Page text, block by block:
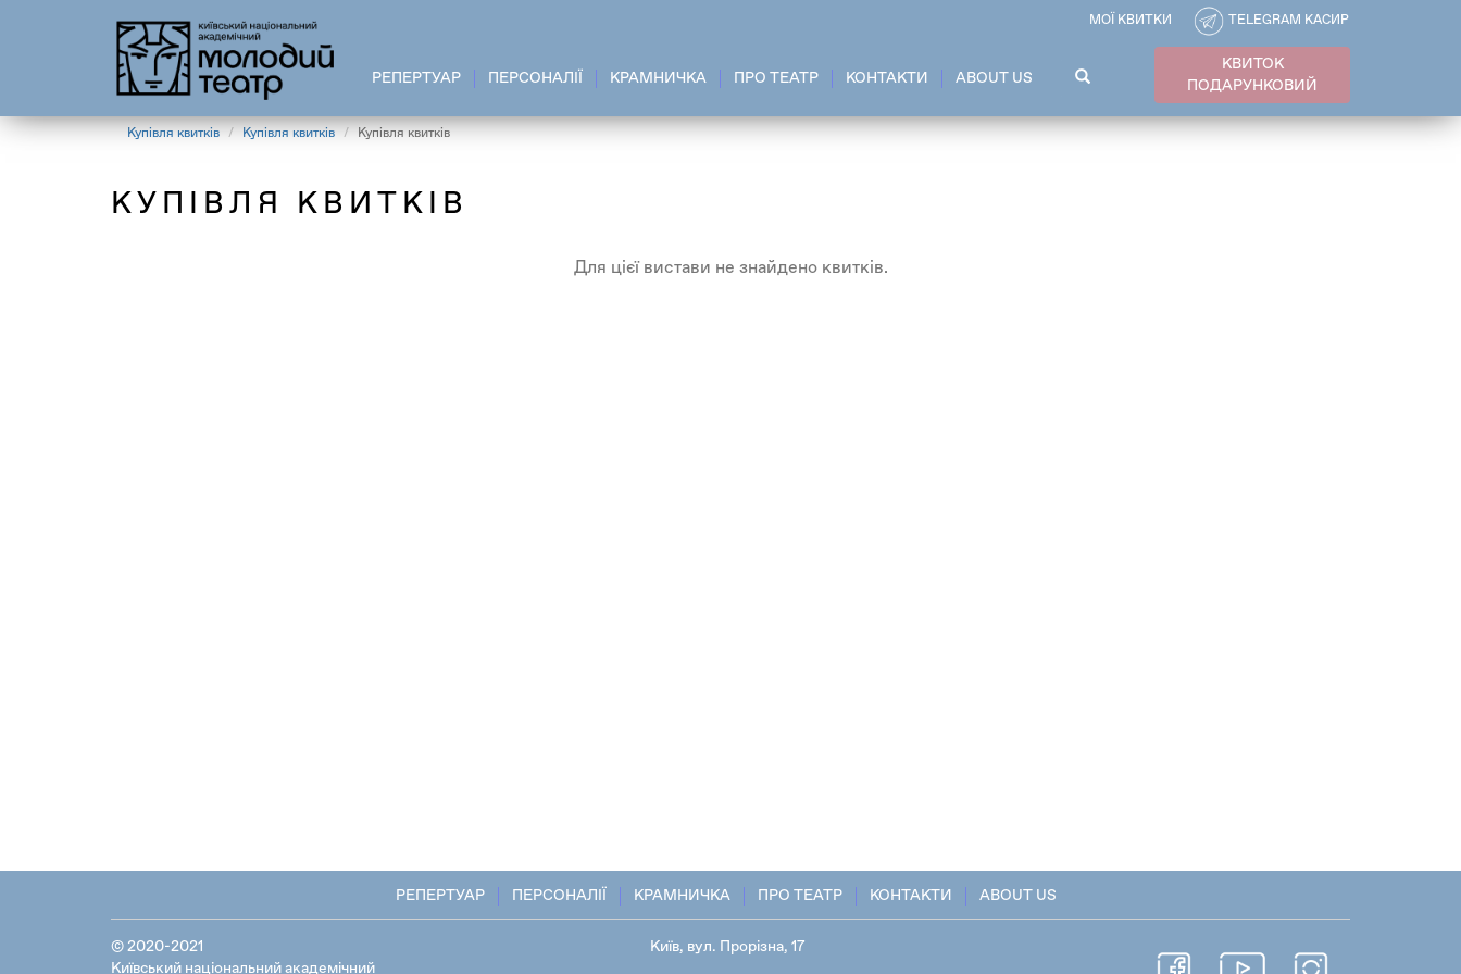
РЕПЕРТУАР ПЕРСОНАЛІЇ КРАМНИЧКА ПРО ТЕАТР КОНТАКТИ ABOUT US
ПОШУКОВА
ФОРМА
КВИТОК
ПОДАРУНКОВИЙ
МОЇ КВИТКИ TELEGRAM КАСИР
Купівля квитків Купівля квитків Купівля квитків
КУПІВЛЯ КВИТКІВ
Для цієї вистави не знайдено квитків.
РЕПЕРТУАР ПЕРСОНАЛІЇ КРАМНИЧКА ПРО ТЕАТР КОНТАКТИ ABOUT US
© 2020-2021
Київський національний академічний
Київ, вул. Прорізна, 17